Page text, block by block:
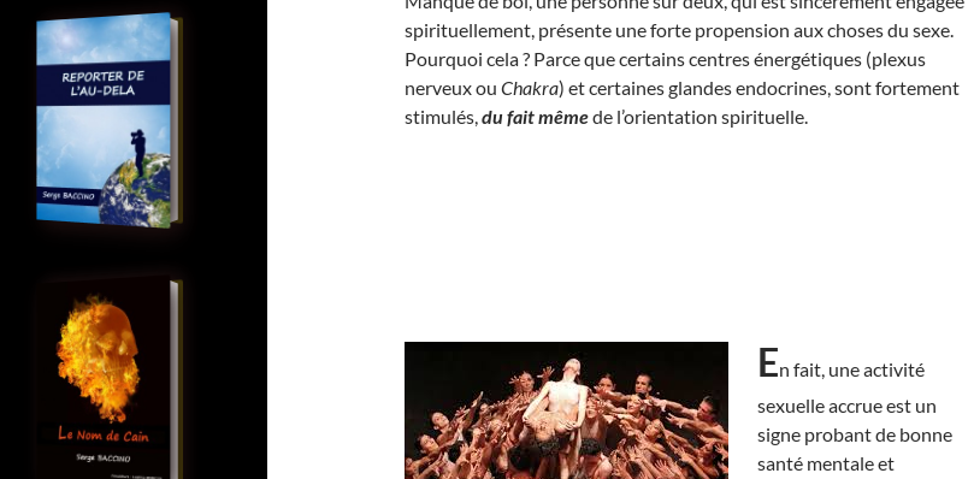
spirituellement, présente une forte propension aux choses du sexe.
Pourquoi cela ? Parce que certains centres énergétiques (plexus
nerveux ou Chakra) et certaines glandes endocrines, sont fortement
stimulés,du fait mêmede l’orientation spirituelle.
En fait, une activité
sexuelle accrue est un
signe probant de bonne
santé mentale et